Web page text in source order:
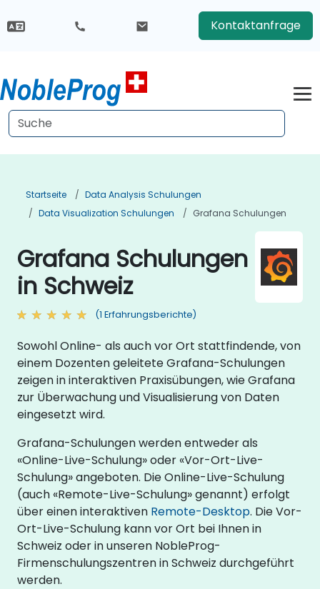
Kontaktanfrage
Startseite
Data Analysis Schulungen
Data Visualization Schulungen
Grafana Schulungen
Grafana Schulungen
in Schweiz
(1 Erfahrungsberichte)
Sowohl Online- als auch vor Ort stattfindende, von
einem Dozenten geleitete Grafana-Schulungen
zeigen in interaktiven Praxisübungen, wie Grafana
zur Überwachung und Visualisierung von Daten
eingesetzt wird.
Grafana-Schulungen werden entweder als
«Online-Live-Schulung» oder «Vor-Ort-Live-
Schulung» angeboten. Die Online-Live-Schulung
(auch «Remote-Live-Schulung» genannt) erfolgt
über einen interaktiven Remote-Desktop. Die Vor-
Ort-Live-Schulung kann vor Ort bei Ihnen in
Schweiz oder in unseren NobleProg-
Firmenschulungszentren in Schweiz durchgeführt
werden.